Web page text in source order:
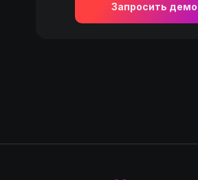
Запросить демо